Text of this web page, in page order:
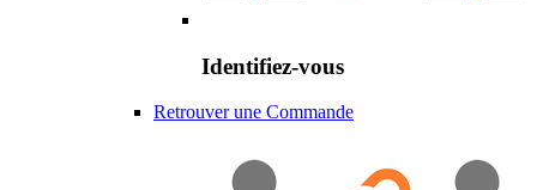
Identifiez-vous
Retrouver une Commande